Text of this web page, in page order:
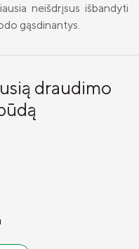
A. Rikterytės ir I.
Ežerskienė
Mitrijeva
Justas
neišdrįsus išbandyti
gąsdinantys.
draudimo